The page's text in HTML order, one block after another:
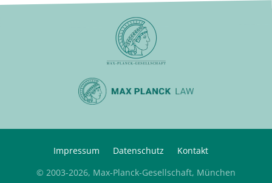
Impressum Datenschutz
Kontakt
© 2003-2026, Max-Planck-Gesellschaft, München